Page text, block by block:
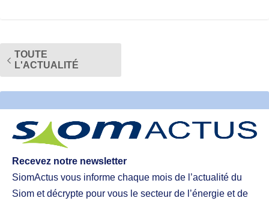
TOUTE
L'ACTUALITÉ
Recevez notre newsletter
SiomActus vous informe chaque mois de l’actualité du
Siom et décrypte pour vous le secteur de l’énergie et de